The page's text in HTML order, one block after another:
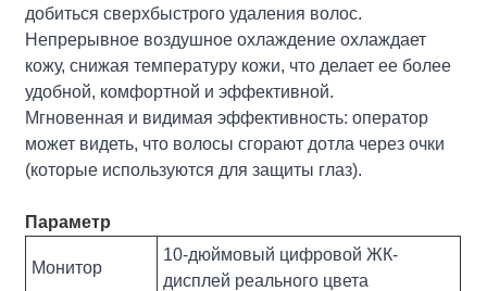
добиться сверхбыстрого удаления волос.
Непрерывное воздушное охлаждение охлаждает
кожу, снижая температуру кожи, что делает ее более
удобной, комфортной и эффективной.
Мгновенная и видимая эффективность: оператор
может видеть, что волосы сгорают дотла через очки
(которые используются для защиты глаз).
Параметр
Монитор
10-дюймовый цифровой ЖК-
дисплей реального цвета